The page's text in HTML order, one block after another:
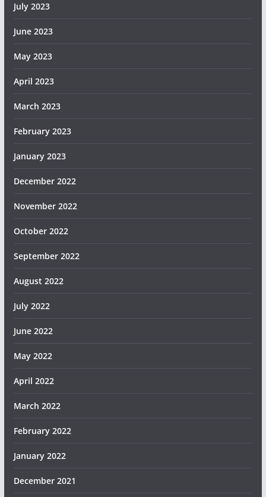
July 2023
June 2023
May 2023
April 2023
March 2023
February 2023
January 2023
December 2022
November 2022
October 2022
September 2022
August 2022
July 2022
June 2022
May 2022
April 2022
March 2022
February 2022
January 2022
December 2021